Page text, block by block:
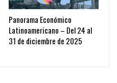
Panorama Económico
Latinoamericano – Del 24 al
31 de diciembre de 2025